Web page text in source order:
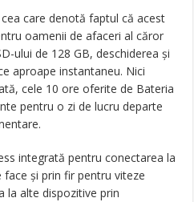
care denotă faptul că acest
oamenii de afaceri al căror
ului de 128 GB, deschiderea şi
aproape instantaneu. Nici
cele 10 ore oferite de Bateria
pentru o zi de lucru departe
integrată pentru conectarea la
şi prin fir pentru viteze
la alte dispozitive prin